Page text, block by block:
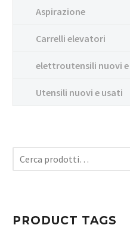
Aspirazione
Carrelli elevatori
elettroutensili nuovi
Utensili nuovi e usati
PRODUCT TAGS